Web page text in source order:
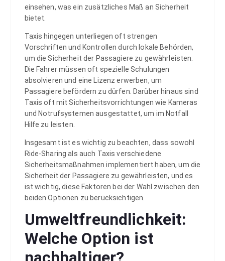
einsehen, was ein zusätzliches Maß an Sicherheit
bietet.
Taxis hingegen unterliegen oft strengen
Vorschriften und Kontrollen durch lokale Behörden,
um die Sicherheit der Passagiere zu gewährleisten.
Die Fahrer müssen oft spezielle Schulungen
absolvieren und eine Lizenz erwerben, um
Passagiere befördern zu dürfen. Darüber hinaus sind
Taxis oft mit Sicherheitsvorrichtungen wie Kameras
und Notrufsystemen ausgestattet, um im Notfall
Hilfe zu leisten.
Insgesamt ist es wichtig zu beachten, dass sowohl
Ride-Sharing als auch Taxis verschiedene
Sicherheitsmaßnahmen implementiert haben, um die
Sicherheit der Passagiere zu gewährleisten, und es
ist wichtig, diese Faktoren bei der Wahl zwischen den
beiden Optionen zu berücksichtigen.
Umweltfreundlichkeit:
Welche Option ist